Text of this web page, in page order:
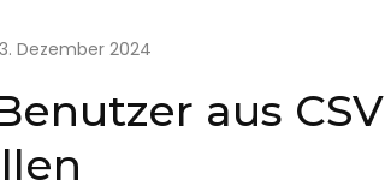
Dezember 2024
aus CSV